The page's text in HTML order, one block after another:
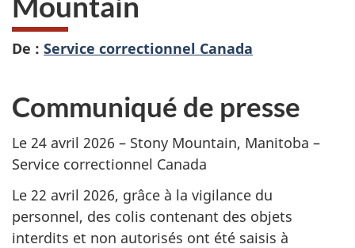
De : Service correctionnel Canada
Communiqué de presse
Le 24 avril 2026 – Stony Mountain, Manitoba –
Service correctionnel Canada
Le 22 avril 2026, grâce à la vigilance du
personnel, des colis contenant des objets
interdits et non autorisés ont été saisis à